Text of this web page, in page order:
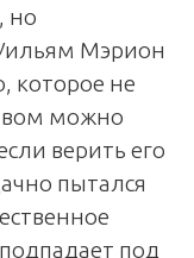
но
Мэрион
которое не
можно
верить его
пытался
под